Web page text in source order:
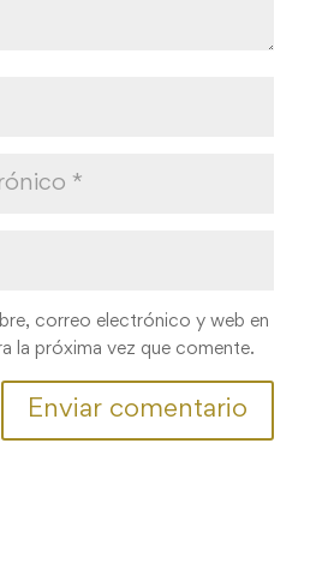
correo electrónico y web en
la próxima vez que comente.